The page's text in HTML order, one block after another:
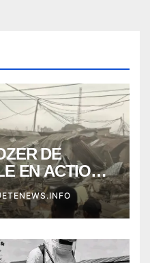
DE
EN ACTION
LA VOIE
DANS LA